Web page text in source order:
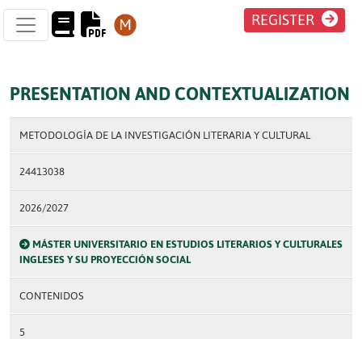
REGISTER
PRESENTATION AND CONTEXTUALIZATION
METODOLOGÍA DE LA INVESTIGACIÓN LITERARIA Y CULTURAL
24413038
2026/2027
MÁSTER UNIVERSITARIO EN ESTUDIOS LITERARIOS Y CULTURALES
INGLESES Y SU PROYECCIÓN SOCIAL
CONTENIDOS
5